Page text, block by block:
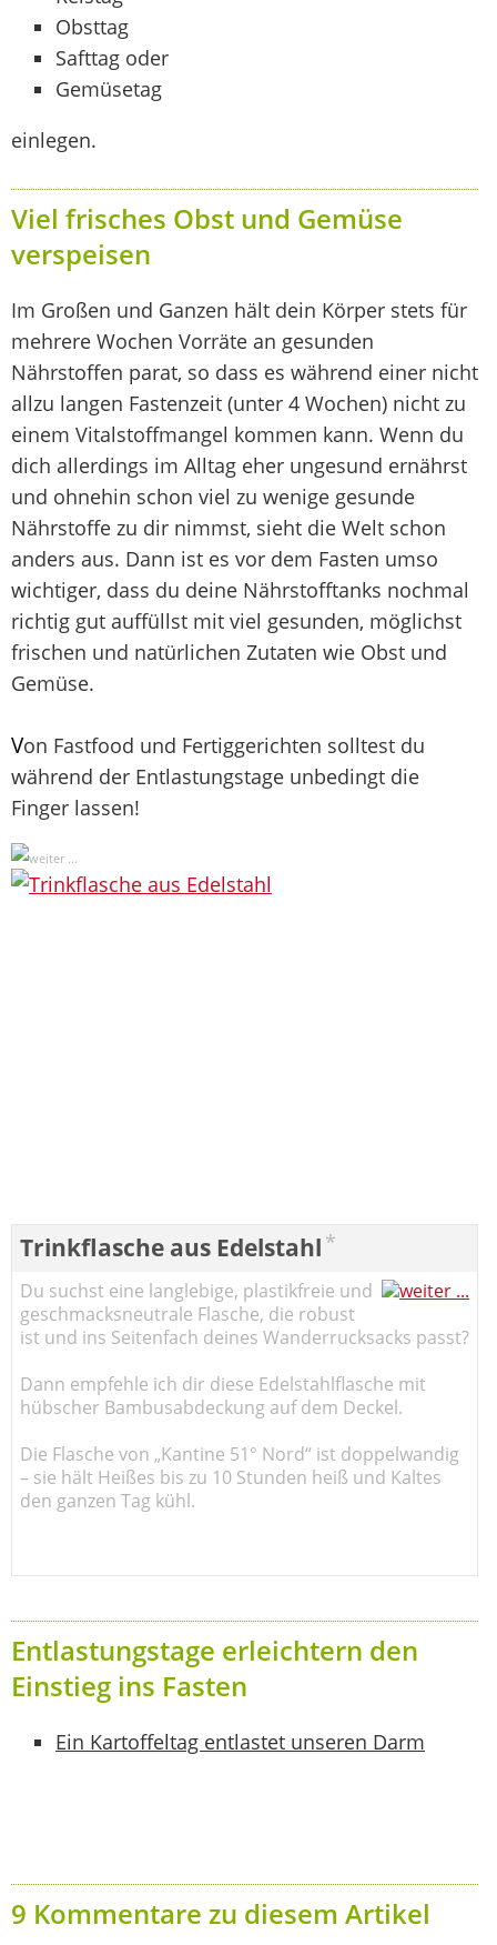
Obsttag
Safttag oder
Gemüsetag
einlegen.
Viel frisches Obst und Gemüse
verspeisen
Im Großen und Ganzen hält dein Körper stets für
mehrere Wochen Vorräte an gesunden
Nährstoffen parat, so dass es während einer nicht
allzu langen Fastenzeit (unter 4 Wochen) nicht zu
einem Vitalstoffmangel kommen kann. Wenn du
dich allerdings im Alltag eher ungesund ernährst
und ohnehin schon viel zu wenige gesunde
Nährstoffe zu dir nimmst, sieht die Welt schon
anders aus. Dann ist es vor dem Fasten umso
wichtiger, dass du deine Nährstofftanks nochmal
richtig gut auffüllst mit viel gesunden, möglichst
frischen und natürlichen Zutaten wie Obst und
Gemüse.
Von Fastfood und Fertiggerichten solltest du
während der Entlastungstage unbedingt die
Finger lassen!
Trinkflasche aus Edelstahl *
Du suchst eine langlebige, plastikfreie und
geschmacksneutrale Flasche, die robust
ist und ins Seitenfach deines Wanderrucksacks passt?
Dann empfehle ich dir diese Edelstahlflasche mit
hübscher Bambusabdeckung auf dem Deckel.
Die Flasche von „Kantine 51° Nord“ ist doppelwandig
– sie hält Heißes bis zu 10 Stunden heiß und Kaltes
den ganzen Tag kühl.
Entlastungstage erleichtern den
Einstieg ins Fasten
Ein Kartoffeltag entlastet unseren Darm
9 Kommentare zu diesem Artikel